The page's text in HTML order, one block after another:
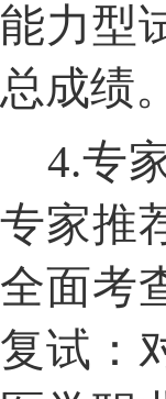
能力型
总成绩。
4.专
专家推
全面考
复试：